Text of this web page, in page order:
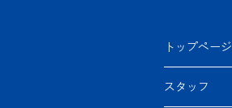
トップページ
スタッフ